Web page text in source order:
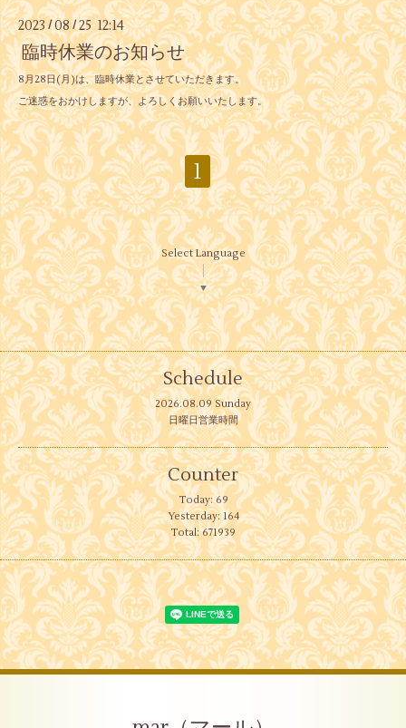
2023/08/25 12:14
臨時休業のお知らせ
8月28日(月)は、臨時休業とさせていただきます。
ご迷惑をおかけしますが、よろしくお願いいたします。
1
Select Language
▼
Schedule
2026.08.09 Sunday
日曜日営業時間
Counter
Today:69
Yesterday: 164
Total:671939